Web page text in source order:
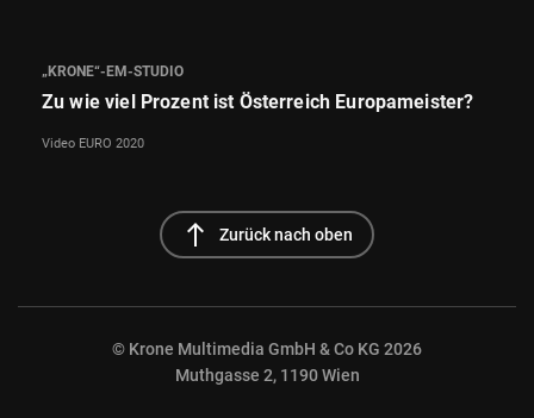
„KRONE“-EM-STUDIO
Zu wie viel Prozent ist Österreich Europameister?
Video EURO 2020
north Zurück nach oben
© Krone Multimedia GmbH & Co KG 2026
Muthgasse 2, 1190 Wien